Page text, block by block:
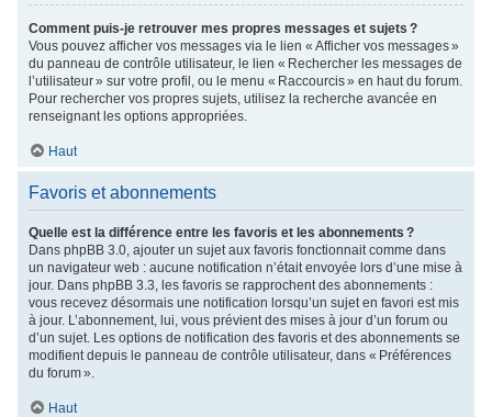
Comment puis-je retrouver mes propres messages et sujets ?
Vous pouvez afficher vos messages via le lien « Afficher vos messages »
du panneau de contrôle utilisateur, le lien « Rechercher les messages de
l’utilisateur » sur votre profil, ou le menu « Raccourcis » en haut du forum.
Pour rechercher vos propres sujets, utilisez la recherche avancée en
renseignant les options appropriées.
Haut
Favoris et abonnements
Quelle est la différence entre les favoris et les abonnements ?
Dans phpBB 3.0, ajouter un sujet aux favoris fonctionnait comme dans
un navigateur web : aucune notification n’était envoyée lors d’une mise à
jour. Dans phpBB 3.3, les favoris se rapprochent des abonnements :
vous recevez désormais une notification lorsqu’un sujet en favori est mis
à jour. L’abonnement, lui, vous prévient des mises à jour d’un forum ou
d’un sujet. Les options de notification des favoris et des abonnements se
modifient depuis le panneau de contrôle utilisateur, dans « Préférences
du forum ».
Haut